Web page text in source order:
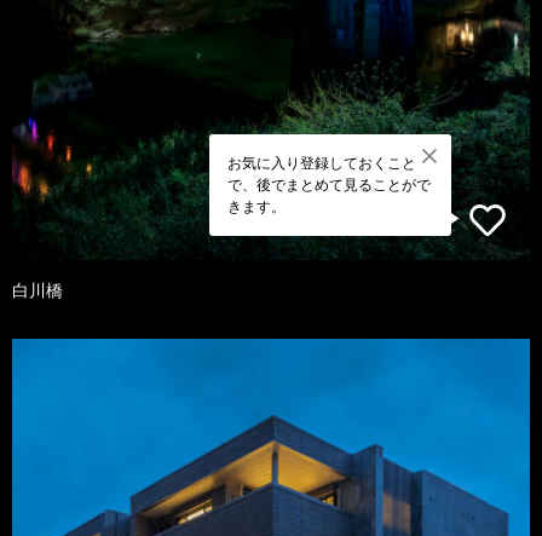
お気に入り登録しておくこと
で、後でまとめて見ることがで
きます。
白川橋